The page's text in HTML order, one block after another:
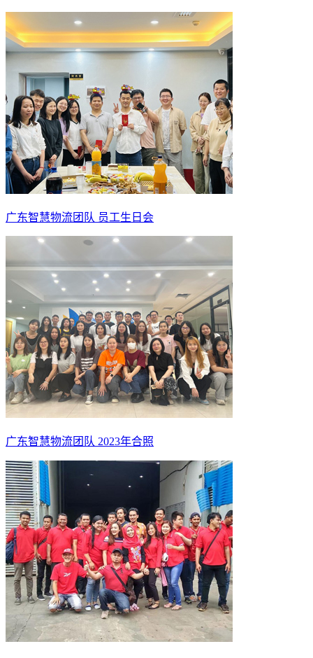
广东智慧物流团队 员工生日会
广东智慧物流团队 2023年合照